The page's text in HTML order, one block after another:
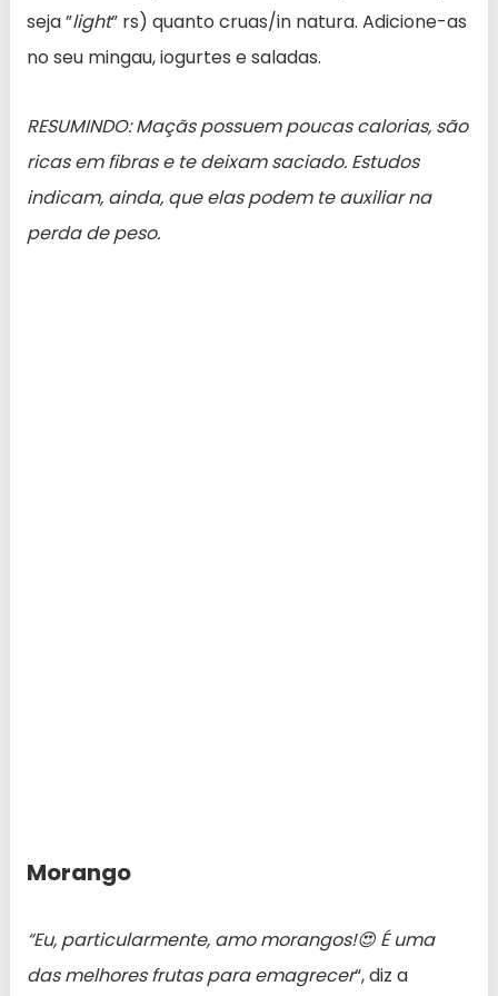
seja ”light” rs) quanto cruas/in natura. Adicione-as
no seu mingau, iogurtes e saladas.
RESUMINDO: Maçãs possuem poucas calorias, são
ricas em fibras e te deixam saciado. Estudos
indicam, ainda, que elas podem te auxiliar na
perda de peso.
Morango
“Eu, particularmente, amo morangos!😍 É uma
das melhores frutas para emagrecer“, diz a